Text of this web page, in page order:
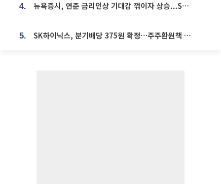
4. 뉴욕증시, 연준 금리인상 기대감 꺾이자 상승...S&P500 사상 최고치 [종합]
5. SK하이닉스, 분기배당 375원 확정…주주환원책 9월로 앞당겨 발표